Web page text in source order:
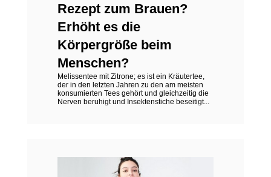
Rezept zum Brauen?
Erhöht es die
Körpergröße beim
Menschen?
Melissentee mit Zitrone; es ist ein Kräutertee,
der in den letzten Jahren zu den am meisten
konsumierten Tees gehört und gleichzeitig die
Nerven beruhigt und Insektenstiche beseitigt...